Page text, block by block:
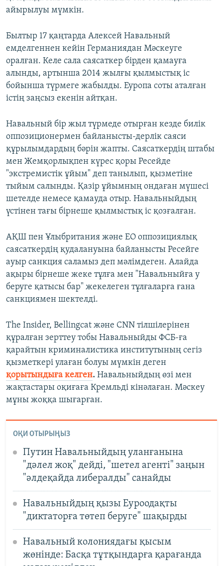
айырылуы мүмкін.
Былтыр 17 қаңтарда Алексей Навальный
емделгеннен кейін Германиядан Мәскеуге
оралған. Келе сала саясаткер бірден қамауға
алынды, артынша 2014 жылғы қылмыстық іс
бойынша түрмеге жабылды. Еуропа соты аталған
істің заңсыз екенін айтқан.
Навальный бір жыл түрмеде отырған кезде билік
оппозиционермен байланысты-дерлік саяси
құрылымдардың бәрін жапты. Саясаткердің штабы
мен Жемқорлықпен күрес қоры Ресейде
"экстремистік ұйым" деп танылып, қызметіне
тыйым салынды. Қазір ұйымның ондаған мүшесі
шетелде немесе қамауда отыр. Навальныйдың
үстінен тағы бірнеше қылмыстық іс қозғалған.
АҚШ пен Ұлыбритания және ЕО оппозициялық
саясаткердің қудалануына байланысты Ресейге
ауыр санкция саламыз деп мәлімдеген. Алайда
ақыры бірнеше жеке тұлға мен "Навальныйға у
беруге қатысы бар" жекелеген тұлғаларға ғана
санкциямен шектелді.
The Insider, Bellingcat және CNN тілшілерінен
құралған зерттеу тобы Навальныйды ФСБ-ға
қарайтын криминалистика институтының сегіз
қызметкері улаған болуы мүмкін деген
қорытындыға келген. Навальныйдың өзі мен
жақтастары оқиғаға Кремльді кінәлаған. Мәскеу
мұны жоққа шығарған.
ОҚИ ОТЫРЫҢЫЗ
Путин Навальныйдың уланғанына
"дәлел жоқ" дейді, "шетел агенті" заңын
"әлдеқайда либералды" санайды
Навальныйдың қызы Еуроодақты
"диктаторға төтеп беруге" шақырды
Навальный колониядағы қысым
жөнінде: Басқа тұтқындарға қарағанда